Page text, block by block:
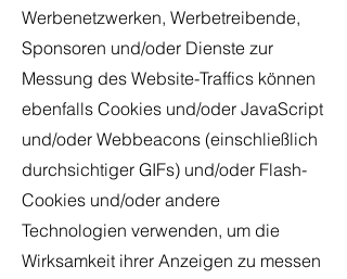
Werbenetzwerken, Werbetreibende,
Sponsoren und/oder Dienste zur
Messung des Website-Traffics können
ebenfalls Cookies und/oder JavaScript
und/oder Webbeacons (einschließlich
durchsichtiger GIFs) und/oder Flash-
Cookies und/oder andere
Technologien verwenden, um die
Wirksamkeit ihrer Anzeigen zu messen